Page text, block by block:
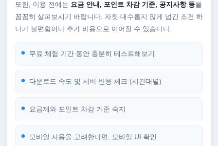
또한, 이용 전에는 요금 안내, 포인트 차감 기준, 공지사항 등을
꼼꼼히 살펴보시기 바랍니다. 자칫 대수롭지 않게 넘긴 조건 하
나가 불편함이나 추가 비용으로 이어질 수 있습니다.
무료 체험 기간 동안 충분히 테스트해보기
다운로드 속도 및 서버 반응 체크 (시간대별)
요금제와 포인트 차감 기준 숙지
모바일 사용을 고려한다면, 모바일 UI 확인